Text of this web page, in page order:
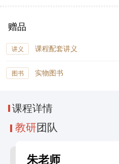
赠品
讲义 课程配套讲义
图书 实物图书
课程详情
教研团队
朱老师